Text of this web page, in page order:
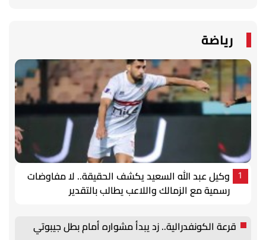
رياضة
1
وكيل عبد الله السعيد يكشف الحقيقة.. لا مفاوضات
رسمية مع الزمالك واللاعب يطالب بالتقدير
قرعة الكونفدرالية.. زد يبدأ مشواره أمام بطل جيبوتي